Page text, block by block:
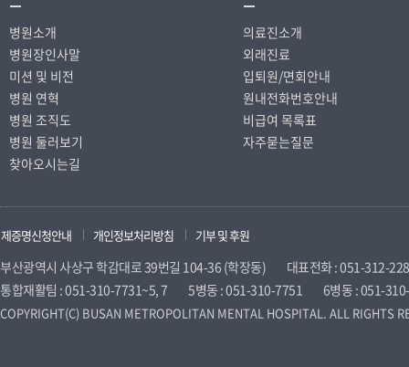
병원소개
병원장인사말
미션 및 비전
병원 연혁
병원 조직도
병원 둘러보기
찾아오시는길
의료진소개
외래진료
입퇴원/면회안내
원내전화번호안내
비급여 목록표
자주묻는질문
제증명신청안내 개인정보처리방침 기부 및 후원
부산광역시 사상구 학감대로 39번길 104-36 (학장동)
대표전화 : 051-312-
통합재활팀 : 051-310-7731~5, 7
5병동 : 051-310-7751 6병동 : 051-
COPYRIGHT(C) BUSAN METROPOLITAN MENTAL HOSPITAL. ALL RIGHTS